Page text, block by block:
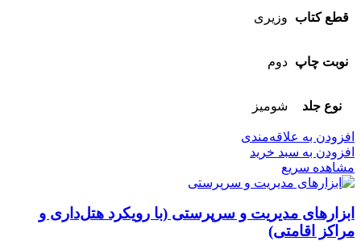
قطع کتاب وزیری
نوبت چاپ دوم
نوع جلد شومیز
افزودن به علاقه‌مندی
افزودن به سبد خرید
مشاهده سریع
ابزارهای مدیریت و سرپرستی (با رویکرد هتل‌داری و
مراکز اقامتی)